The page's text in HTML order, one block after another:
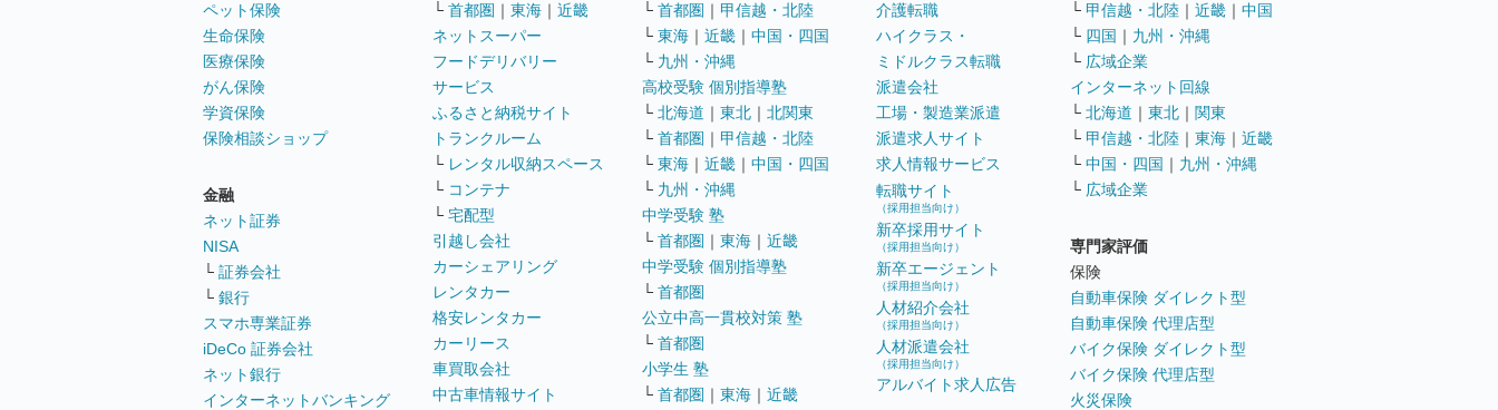
ペット保険
生命保険
医療保険
がん保険
学資保険
保険相談ショップ
金融
ネット証券
NISA
└ 証券会社
└ 銀行
スマホ専業証券
iDeCo 証券会社
ネット銀行
インターネットバンキング
└ 首都圏 ｜ 東海 ｜ 近畿
ネットスーパー
フードデリバリー
サービス
ふるさと納税サイト
トランクルーム
└ レンタル収納スペース
└ コンテナ
└ 宅配型
引越し会社
カーシェアリング
レンタカー
格安レンタカー
カーリース
車買取会社
中古車情報サイト
└ 首都圏 ｜ 甲信越・北陸
└ 東海 ｜ 近畿 ｜ 中国・四国
└ 九州・沖縄
高校受験 個別指導塾
└ 北海道 ｜ 東北 ｜ 北関東
└ 首都圏 ｜ 甲信越・北陸
└ 東海 ｜ 近畿 ｜ 中国・四国
└ 九州・沖縄
中学受験 塾
└ 首都圏 ｜ 東海 ｜ 近畿
中学受験 個別指導塾
└ 首都圏
公立中高一貫校対策 塾
└ 首都圏
小学生 塾
└ 首都圏 ｜ 東海 ｜ 近畿
介護転職
ハイクラス・
ミドルクラス転職
派遣会社
工場・製造業派遣
派遣求人サイト
求人情報サービス
転職サイト
（採用担当向け）
新卒採用サイト
（採用担当向け）
新卒エージェント
（採用担当向け）
人材紹介会社
（採用担当向け）
人材派遣会社
（採用担当向け）
アルバイト求人広告
└ 甲信越・北陸 ｜ 近畿 ｜ 中国
└ 四国 ｜ 九州・沖縄
└ 広域企業
インターネット回線
└ 北海道 ｜ 東北 ｜ 関東
└ 甲信越・北陸 ｜ 東海 ｜ 近畿
└ 中国・四国 ｜ 九州・沖縄
└ 広域企業
専門家評価
保険
自動車保険 ダイレクト型
自動車保険 代理店型
バイク保険 ダイレクト型
バイク保険 代理店型
火災保険